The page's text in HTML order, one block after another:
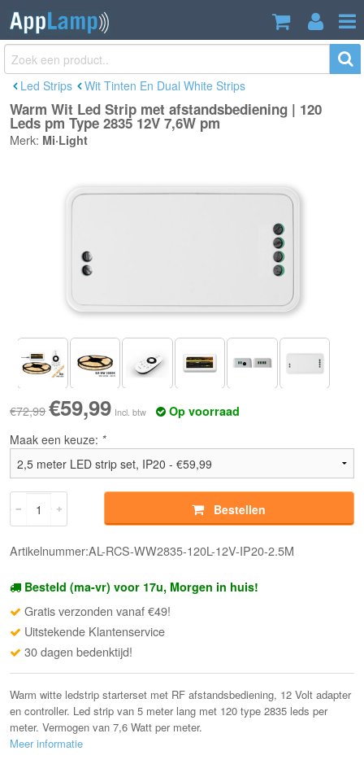
Warm Wit Led Strip met
afstandsbediening | 120 Leds pm Type
2835 12V 7,6W pm
€72,99
Led Strips Wit Tinten En Dual White Strips
Warm Wit Led Strip met afstandsbediening | 120
Leds pm Type 2835 12V 7,6W pm
Merk: Mi·Light
€72,99€59,99 Incl. btw
Op voorraad
Maak een keuze: *
Bestellen
Artikelnummer:AL-RCS-WW2835-120L-12V-IP20-2.5M
Besteld (ma-vr) voor 17u, Morgen in huis!
Gratis verzonden vanaf €49!
Uitstekende Klantenservice
30 dagen bedenktijd!
Warm witte ledstrip starterset met RF afstandsbediening, 12 Volt adapter
en controller. Led strip van 5 meter lang met 120 type 2835 leds per
meter. Vermogen van 7,6 Watt per meter.
Meer informatie